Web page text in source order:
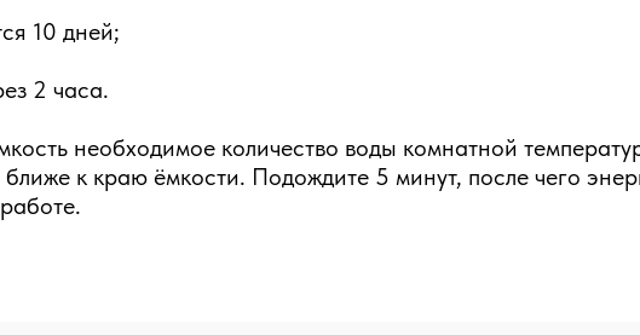
10 дней;
2 часа.
необходимое количество воды комнатной
к краю ёмкости. Подождите 5 минут, после чего